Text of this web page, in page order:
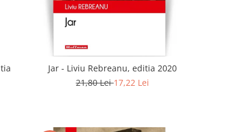
Jar - Liviu Rebreanu, editia 2020
21,80 Lei17,22 Lei